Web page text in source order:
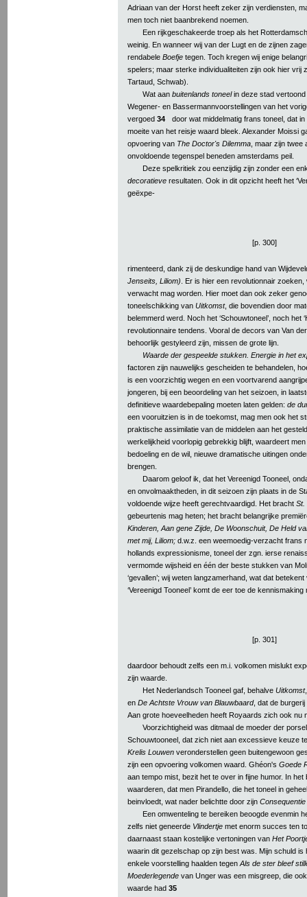
Adriaan van der Horst heeft zeker zijn verdiensten,
men toch niet baanbrekend noemen.
Een rijkgeschakeerde troep als het
weinig. En wanneer wij van der Lugt en de zijnen
rendabele Boefje tegen. Toch kregen wij enige
spelers; maar sterke individualiteiten zijn ook hier vrij
Tartaud, Schwab).
Wat aan buitenlands toneelin deze stad vertoond
Wegener- en Bassermannvoorstellingen van het
vergoed 34
door wat middelmatig frans toneel, dat
moeite van het reisje waard bleek. Alexander Moissi
opvoering van The Doctor's Dilemma , maar zijn
onvoldoende tegenspel beneden amsterdams peil.
Deze spelkritiek zou eenzijdig zijn zonder een
decoratieve resultaten. Ook in dit opzicht heeft het
geëxpe-
[p. 300]
rimenteerd, dank zij de deskundige hand van
Jenseits, Liliom) . Er is hier een revolutionnair
verwacht mag worden. Hier moet dan ook zeker
toneelschikking van Uitkomst, die bovendien door
belemmerd werd. Noch het ‘Schouwtoneel’, noch het
revolutionnaire tendens. Vooral de decors van Van
behoorlijk gestyleerd zijn, missen de grote lijn.
Waarde der gespeelde stukken. Energie in het
factoren zijn nauwelijks gescheiden te behandelen,
is een voorzichtig wegen en een voortvarend
jongeren, bij een beoordeling van het seizoen, in
definitieve waardebepaling moeten laten gelden: de
een vooruitzien is in de toekomst, mag men ook het
praktische assimilatie van de middelen aan het
werkelijkheid voorlopig gebrekkig blijft, waardeert
bedoeling en de wil, nieuwe dramatische uitingen
brengen.
Daarom geloof ik, dat het Vereenigd Tooneel,
en onvolmaaktheden, in dit seizoen zijn plaats in de
voldoende wijze heeft gerechtvaardigd. Het bracht St.
gebeurtenis mag heten; het bracht belangrijke
Kinderen, Aan gene Zijde, De Woonschuit, De Held
met mij, Liliom; d.w.z. een weemoedig-verzacht frans
hollands expressionisme, toneel der zgn. ierse
vermomde wijsheid en één der beste stukken van
‘gevallen’; wij weten langzamerhand, wat dat
‘Vereenigd Tooneel’ komt de eer toe de
[p. 301]
daardoor behoudt zelfs een m.i. volkomen mislukt
zijn waarde.
Het Nederlandsch Tooneel gaf, behalve Uitkomst
en De Achtste Vrouw van Blauwbaard, dat de
Aan grote hoeveelheden heeft Royaards zich ook nu
Voorzichtigheid was ditmaal de moeder der
Schouwtooneel, dat zich niet aan excessieve keuze
Krelis Louwen veronderstellen geen buitengewoon
zijn een opvoering volkomen waard. Ghéon's Goede
aan tempo mist, bezit het te over in fijne humor. In het
waarderen, dat men Pirandello, die het toneel in
beinvloedt, wat nader belichtte door zijn
Een omwenteling te bereiken beoogde evenmin
zelfs niet geneerde Vlindertje met enorm succes ten
daarnaast staan kostelijke vertoningen van Het
waarin dit gezelschap op zijn best was. Mijn schuld is
enkele voorstelling haalden tegen Als de ster bleef
Moederlegende van Unger was een misgreep, die
waarde had 35